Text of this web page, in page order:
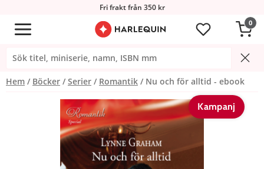
Fri frakt från 350 kr
0
Hem Böcker Serier Romantik Nu och för alltid - ebook
Kampanj